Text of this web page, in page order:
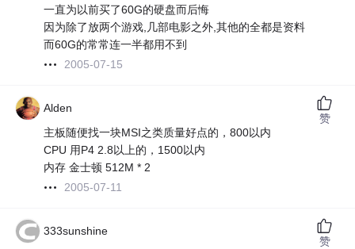
一直为以前买了60G的硬盘而后悔
因为除了放两个游戏,几部电影之外,其他的全都是资料
而60G的常常连一半都用不到
2005-07-15
Alden
主板随便找一块MSI之类质量好点的，800以内
CPU 用P4 2.8以上的，1500以内
内存 金士顿 512M * 2
2005-07-11
赞
333sunshine
赞